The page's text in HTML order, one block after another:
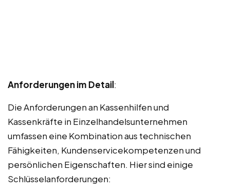
Anforderungen im Detail:
Die Anforderungen an Kassenhilfen und
Kassenkräfte in Einzelhandelsunternehmen
umfassen eine Kombination aus technischen
Fähigkeiten, Kundenservicekompetenzen und
persönlichen Eigenschaften. Hier sind einige
Schlüsselanforderungen: